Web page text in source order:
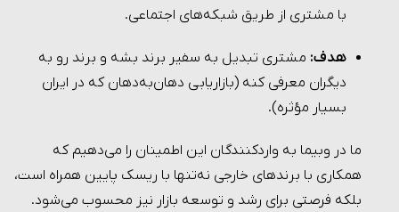
با مشتری از طریق شبکه‌های اجتماعی.
هدف: مشتری تبدیل به سفیر برند بشه و برند رو به
دیگران معرفی کنه (بازاریابی دهان‌به‌دهان که در ایران
بسیار مؤثره).
ما در وبیما به واردکنندگان این اطمینان را می‌دهیم که
همکاری با برندهای خارجی نه‌تنها با ریسک پایین همراه است،
بلکه فرصتی برای رشد و توسعه بازار نیز محسوب می‌شود.